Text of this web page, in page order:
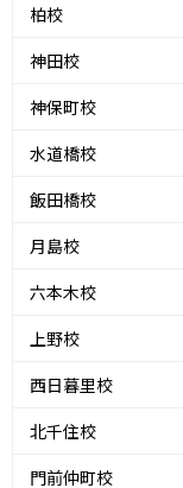
柏校
神田校
神保町校
水道橋校
飯田橋校
月島校
六本木校
上野校
西日暮里校
北千住校
門前仲町校